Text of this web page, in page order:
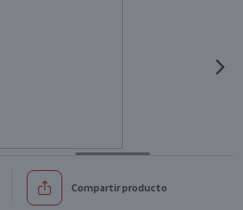
Compartir producto